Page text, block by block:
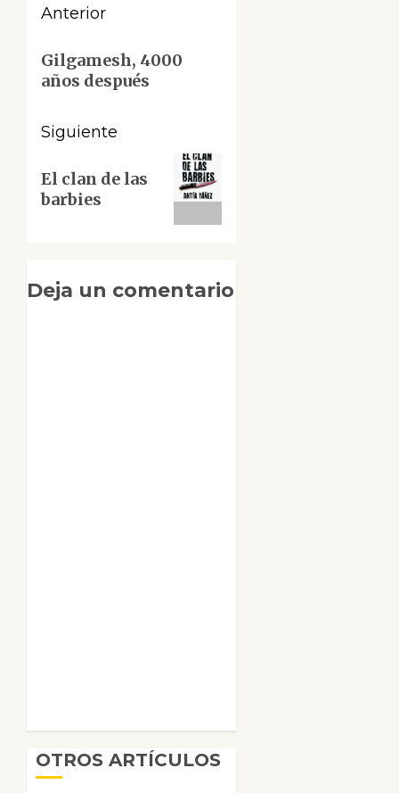
Navegación
de
entradas
Anterior
anterior:
Gilgamesh, 4000
años después
Siguiente
entrada:
El clan de las
barbies
Deja un comentario
OTROS ARTÍCULOS